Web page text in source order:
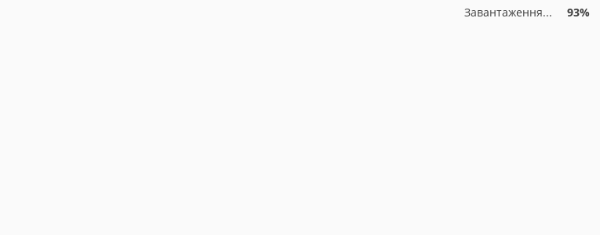
Завантаження... 93%